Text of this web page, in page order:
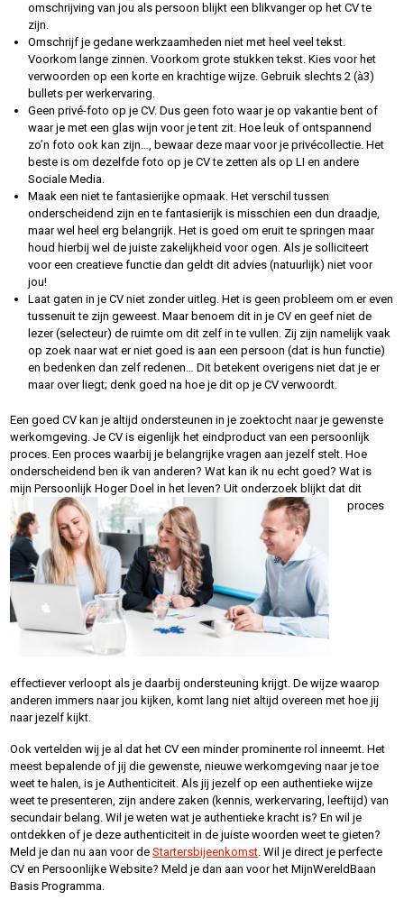
omschrijving van jou als persoon blijkt een blikvanger op het CV te
zijn.
Omschrijf je gedane werkzaamheden niet met heel veel tekst.
Voorkom lange zinnen. Voorkom grote stukken tekst. Kies voor het
verwoorden op een korte en krachtige wijze. Gebruik slechts 2 (à3)
bullets per werkervaring.
Geen privé-foto op je CV. Dus geen foto waar je op vakantie bent of
waar je met een glas wijn voor je tent zit. Hoe leuk of ontspannend
zo’n foto ook kan zijn…, bewaar deze maar voor je privécollectie. Het
beste is om dezelfde foto op je CV te zetten als op LI en andere
Sociale Media.
Maak een niet te fantasierijke opmaak. Het verschil tussen
onderscheidend zijn en te fantasierijk is misschien een dun draadje,
maar wel heel erg belangrijk. Het is goed om eruit te springen maar
houd hierbij wel de juiste zakelijkheid voor ogen. Als je solliciteert
voor een creatieve functie dan geldt dit advies (natuurlijk) niet voor
jou!
Laat gaten in je CV niet zonder uitleg. Het is geen probleem om er even
tussenuit te zijn geweest. Maar benoem dit in je CV en geef niet de
lezer (selecteur) de ruimte om dit zelf in te vullen. Zij zijn namelijk vaak
op zoek naar wat er niet goed is aan een persoon (dat is hun functie)
en bedenken dan zelf redenen… Dit betekent overigens niet dat je er
maar over liegt; denk goed na hoe je dit op je CV verwoordt.
Een goed CV kan je altijd ondersteunen in je zoektocht naar je gewenste
werkomgeving. Je CV is eigenlijk het eindproduct van een persoonlijk
proces. Een proces waarbij je belangrijke vragen aan jezelf stelt. Hoe
onderscheidend ben ik van anderen? Wat kan ik nu echt goed? Wat is
mijn Persoonlijk Hoger Doel in het leven? Uitonderzoek blijkt dat dit
proces
effectiever verloopt als je daarbij ondersteuning krijgt. De wijze waarop
anderen immers naar jou kijken, komt lang niet altijd overeen met hoe jij
naar jezelf kijkt.
Ook vertelden wij je al dat het CV een minder prominente rol inneemt. Het
meest bepalende of jij die gewenste, nieuwe werkomgeving naar je toe
weet te halen, is je Authenticiteit. Als jij jezelf op een authentieke wijze
weet te presenteren, zijn andere zaken (kennis, werkervaring, leeftijd) van
secundair belang. Wil je weten wat je authentieke kracht is? En wil je
ontdekken of je deze authenticiteit in de juiste woorden weet te gieten?
Meld je dan nu aan voor deStartersbijeenkomst. Wil je direct je perfecte
CV en Persoonlijke Website? Meld je dan aan voor het MijnWereldBaan
Basis Programma.